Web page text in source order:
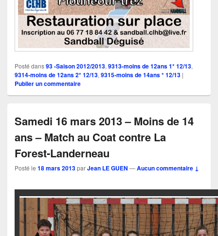
Posté dans93 -Saison 2012/2013, 9313-moins de 12ans 1* 12/13,
9314-moins de 12ans 2* 12/13, 9315-moins de 14ans * 12/13 |
Publier un commentaire
Samedi 16 mars 2013 – Moins de 14
ans – Match au Coat contre La
Forest-Landerneau
Posté le 18 mars 2013parJean LE GUEN —Aucun commentaire ↓